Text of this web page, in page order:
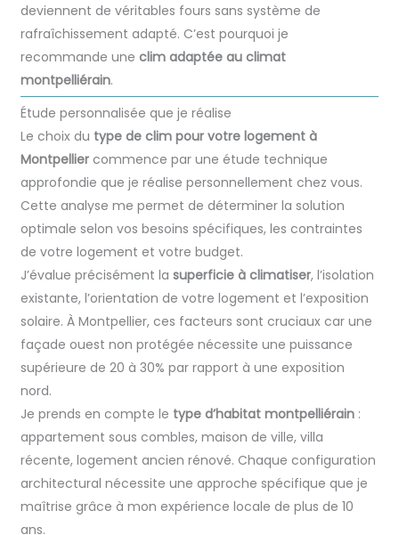
deviennent de véritables fours sans système de
rafraîchissement adapté. C’est pourquoi je
recommande une clim adaptée au climat
montpelliérain.
Étude personnalisée que je réalise
Le choix du type de clim pour votre logement à
Montpelliercommence par une étude technique
approfondie que je réalise personnellement chez vous.
Cette analyse me permet de déterminer la solution
optimale selon vos besoins spécifiques, les contraintes
de votre logement et votre budget.
J’évalue précisément la superficie à climatiser, l’isolation
existante, l’orientation de votre logement et l’exposition
solaire. À Montpellier, ces facteurs sont cruciaux car une
façade ouest non protégée nécessite une puissance
supérieure de 20 à 30% par rapport à une exposition
nord.
Je prends en compte le type d’habitat montpelliérain:
appartement sous combles, maison de ville, villa
récente, logement ancien rénové. Chaque configuration
architectural nécessite une approche spécifique que je
maîtrise grâce à mon expérience locale de plus de 10
ans.